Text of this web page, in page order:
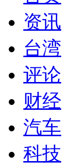
资讯
台湾
评论
财经
汽车
科技